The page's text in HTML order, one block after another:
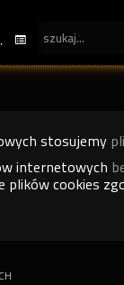
stosujemy
internetowych
plików cookies